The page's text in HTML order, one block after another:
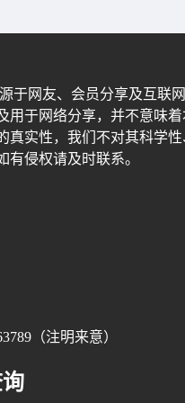
于网友、会员分享及互联
用于网络分享，并不意味
真实性，我们不对其科学
有侵权请及时联系。
（注明来意）